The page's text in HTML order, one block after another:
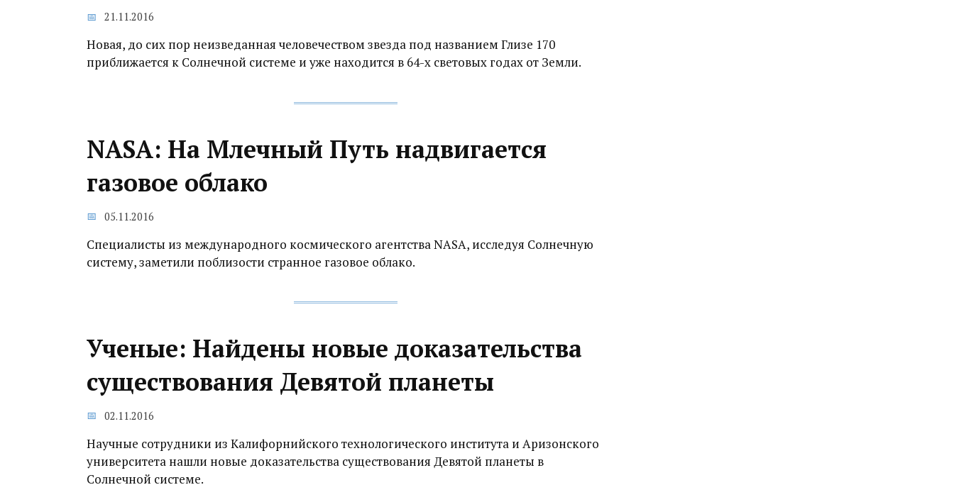
21.11.2016
Новая, до сих пор неизведанная человечеством звезда под названием Глизе 170
приближается к Солнечной системе и уже находится в 64-х световых годах от Земли.
NASA: На Млечный Путь надвигается
газовое облако
05.11.2016
Специалисты из международного космического агентства NASA, исследуя Солнечную
систему, заметили поблизости странное газовое облако.
Ученые: Найдены новые доказательства
существования Девятой планеты
02.11.2016
Научные сотрудники из Калифорнийского технологического института и Аризонского
университета нашли новые доказательства существования Девятой планеты в
Солнечной системе.